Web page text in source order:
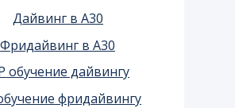
обучение дайвингу
Фридайвинг в А30
Дайвинг в А30
фридайвингу